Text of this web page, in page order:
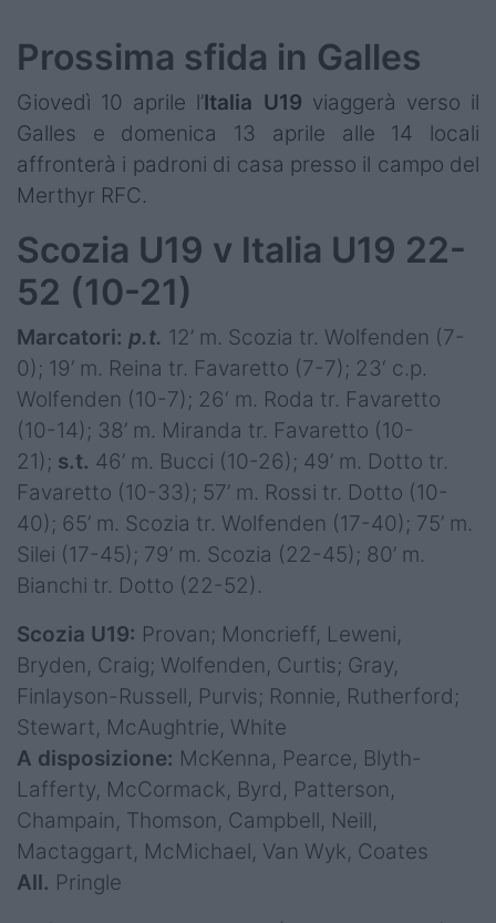
Prossima sfida in Galles
Giovedì 10 aprile l’Italia U19 viaggerà verso il
Galles e domenica 13 aprile alle 14 locali
affronterà i padroni di casa presso il campo del
Merthyr RFC.
Scozia U19 v Italia U19 22-
52 (10-21)
Marcatori: p.t. 12’ m. Scozia tr. Wolfenden (7-
0); 19’ m. Reina tr. Favaretto (7-7); 23‘ c.p.
Wolfenden (10-7); 26‘ m. Roda tr. Favaretto
(10-14); 38’ m. Miranda tr. Favaretto (10-
21); s.t. 46’ m. Bucci (10-26); 49’ m. Dotto tr.
Favaretto (10-33); 57’ m. Rossi tr. Dotto (10-
40); 65’ m. Scozia tr. Wolfenden (17-40); 75’ m.
Silei (17-45); 79’ m. Scozia (22-45); 80’ m.
Bianchi tr. Dotto (22-52).
Scozia U19: Provan; Moncrieff, Leweni,
Bryden, Craig; Wolfenden, Curtis; Gray,
Finlayson-Russell, Purvis; Ronnie, Rutherford;
Stewart, McAughtrie, White
A disposizione: McKenna, Pearce, Blyth-
Lafferty, McCormack, Byrd, Patterson,
Champain, Thomson, Campbell, Neill,
Mactaggart, McMichael, Van Wyk, Coates
All. Pringle